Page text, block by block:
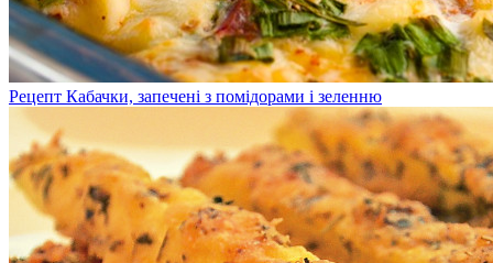
Рецепт Кабачки, запечені з помідорами і зеленню